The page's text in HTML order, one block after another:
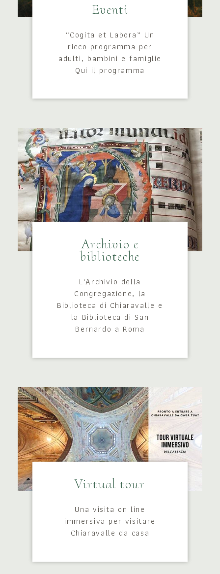
Eventi
“Cogita et Labora” Un
ricco programma per
adulti, bambini e famiglie
Qui il programma
Archivio e
biblioteche
L'Archivio della
Congregazione, la
Biblioteca di Chiaravalle e
la Biblioteca di San
Bernardo a Roma
Virtual tour
Una visita on line
immersiva per visitare
Chiaravalle da casa